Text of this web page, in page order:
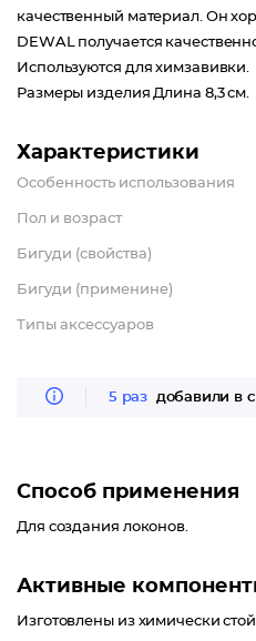
качественный материал. Он
DEWAL получается
Используются для химзавивки.
Размеры изделия Длина 8,3 см.
Характеристики
Особенность использования
Пол и возраст
Бигуди (свойства)
Бигуди (применине)
Типы аксессуаров
5 раз добавили в
Способ применения
Для создания локонов.
Активные
Изготовлены из химически